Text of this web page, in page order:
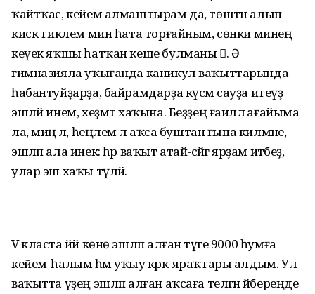
ҡайтҡас, кейем алмаштырам да, төштән алып
кискә тиклем мин һата торғайным, сөнки минең
кеүек яҡшы һатҡан кеше булманы . Ә
гимназияла уҡығанда каникул ваҡыттарында
һабантуйҙарҙа, байрамдарҙа күсмә сауҙа итеүҙә
эшләй инем, хеҙмәт хаҡына. Беҙҙең ғаиләлә ағайыма
ла, миңә лә, һеңлемә лә аҡса буштан ғына килмәне,
эшләп ала инек: һәр ваҡыт атай-әсәйгә ярҙам итәбеҙ, ә
улар эш хаҡы түләй.
V класта йәй көнө эшләп алған тәүге 9000 һумға
кейем-һалым һәм уҡыу кәрәк-яраҡтары алдым. Ул
ваҡытта үҙең эшләп алған аҡсаға теләгән әйбереңде